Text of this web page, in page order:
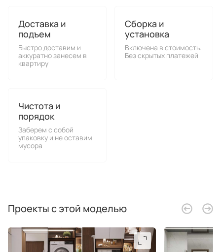
Доставка и
подъем
Быстро доставим и
аккуратно занесем в
квартиру
Сборка и
установка
Включена в стоимость.
Без скрытых платежей
Чистота и
порядок
Заберем с собой
упаковку и не оставим
мусора
Проекты с этой моделью